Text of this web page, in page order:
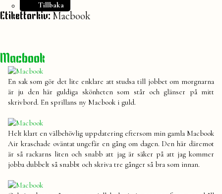
Tillbaka
Etikettarkiv: Macbook
Macbook
En sak som gör det lite enklare att studsa till jobbet om morgnarna
är ju den här guldiga skönheten som står och glänser på mitt
skrivbord. En sprillans ny Macbook i guld.
Helt klart en välbehövlig uppdatering eftersom min gamla Macbook
Air kraschade oväntat ungefär en gång om dagen. Den här däremot
är så rackarns liten och snabb att jag är säker på att jag kommer
jobba dubbelt så snabbt och skriva tre gånger så bra som innan.